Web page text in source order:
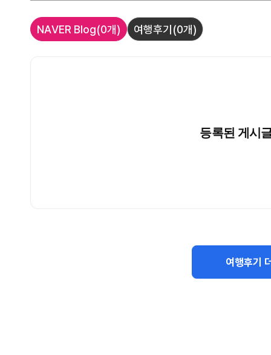
NAVER Blog(0개) 여행후기(0개)
등록된 게시
여행후기